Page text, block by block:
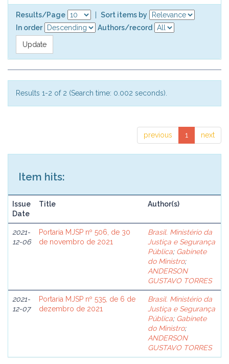
Results/Page
Sort items by
In order
Authors/record
Results 1-2 of 2 (Search time: 0.002 seconds).
previous 1 next
Item hits:
Issue
Date
Title Author(s)
2021-
12-06
Portaria MJSP nº 506, de 30
de novembro de 2021
Brasil. Ministério da
Justiça e Segurança
Pública; Gabinete
do Ministro;
ANDERSON
GUSTAVO TORRES
2021-
12-07
Portaria MJSP nº 535, de 6 de
dezembro de 2021
Brasil. Ministério da
Justiça e Segurança
Pública; Gabinete
do Ministro;
ANDERSON
GUSTAVO TORRES